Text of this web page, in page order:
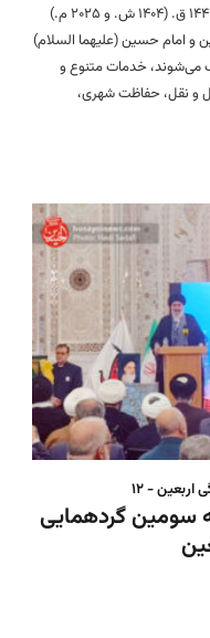
آستان مقدس علوی در موسم اربعین ۱۴۴۷ ق. (۱۴۰۴ ش. و ۲۰۲۵ م.)
و امام حسین (علیهما السلام)
می‌شوند، خدمات متنوع و
و نقل، حفاظت شهری،
- ۱۲
سومین گردهمایی